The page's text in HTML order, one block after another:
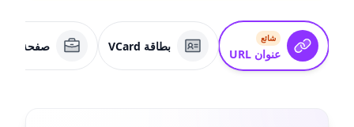
شائع
عنوان URL
بطاقة VCard صفحة